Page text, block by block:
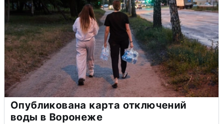
Опубликована карта отключений
воды в Воронеже